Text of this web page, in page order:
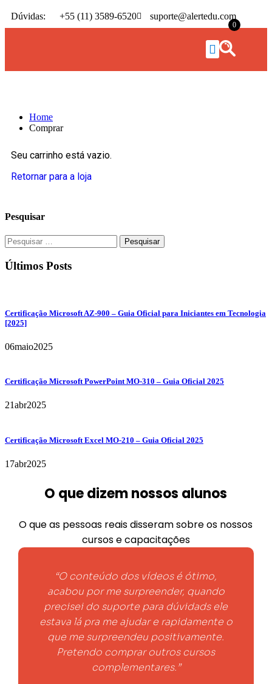
Dúvidas: +55 (11) 3589-6520 suporte@alertedu.com
0
Home
Comprar
Seu carrinho está vazio.
Retornar para a loja
Pesquisar
Últimos Posts
Certificação Microsoft AZ-900 – Guia Oficial para Iniciantes em Tecnologia
[2025]
06maio2025
Certificação Microsoft PowerPoint MO-310 – Guia Oficial 2025
21abr2025
Certificação Microsoft Excel MO-210 – Guia Oficial 2025
17abr2025
O que dizem nossos alunos
O que as pessoas reais disseram sobre os nossos
cursos e capacitações
“O conteúdo dos vídeos é ótimo,
acabou por me surpreender, quando
precisei do suporte para dúvidads ele
estava lá pra me ajudar e rapidamente o
que me surpreendeu positivamente.
Pretendo comprar outros cursos
complementares.”